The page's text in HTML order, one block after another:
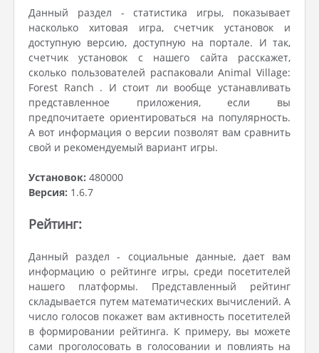
Данный раздел - статистика игры, показывает
насколько хитовая игра, счетчик установок и
доступную версию, доступную на портале. И так,
счетчик установок с нашего сайта расскажет,
сколько пользователей распаковали Animal Village:
Forest Ranch . И стоит ли вообще устанавливать
представленное приложения, если вы
предпочитаете ориентироваться на популярность.
А вот информация о версии позволят вам сравнить
свой и рекомендуемый вариант игры.
Установок: 480000
Версия: 1.6.7
Рейтинг:
Данный раздел - социальные данные, дает вам
информацию о рейтинге игры, среди посетителей
нашего платформы. Представленный рейтинг
складывается путем математических вычислений. А
число голосов покажет вам активность посетителей
в формировании рейтинга. К примеру, вы можете
сами проголосовать в голосовании и повлиять на